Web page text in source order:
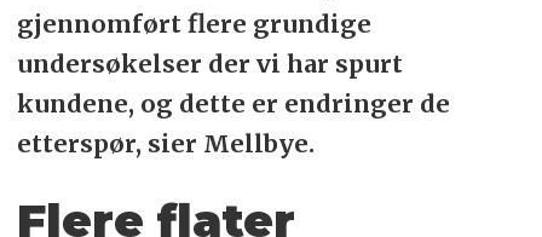
gjennomført flere grundige
undersøkelser der vi har spurt
kundene, og dette er endringer de
etterspør, sier Mellbye.
Flere flater